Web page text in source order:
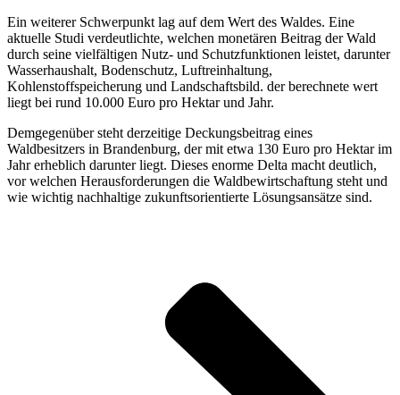
Ein weiterer Schwerpunkt lag auf dem Wert des Waldes. Eine
aktuelle Studi verdeutlichte, welchen monetären Beitrag der Wald
durch seine vielfältigen Nutz- und Schutzfunktionen leistet, darunter
Wasserhaushalt, Bodenschutz, Luftreinhaltung,
Kohlenstoffspeicherung und Landschaftsbild. der berechnete wert
liegt bei rund 10.000 Euro pro Hektar und Jahr.
Demgegenüber steht derzeitige Deckungsbeitrag eines
Waldbesitzers in Brandenburg, der mit etwa 130 Euro pro Hektar im
Jahr erheblich darunter liegt. Dieses enorme Delta macht deutlich,
vor welchen Herausforderungen die Waldbewirtschaftung steht und
wie wichtig nachhaltige zukunftsorientierte Lösungsansätze sind.